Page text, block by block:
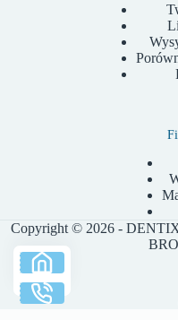
Copyright © 2026 -